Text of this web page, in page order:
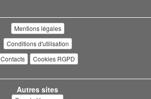
Mentions légales
Conditions d'utilisation
Contacts
Cookies RGPD
Autres sites